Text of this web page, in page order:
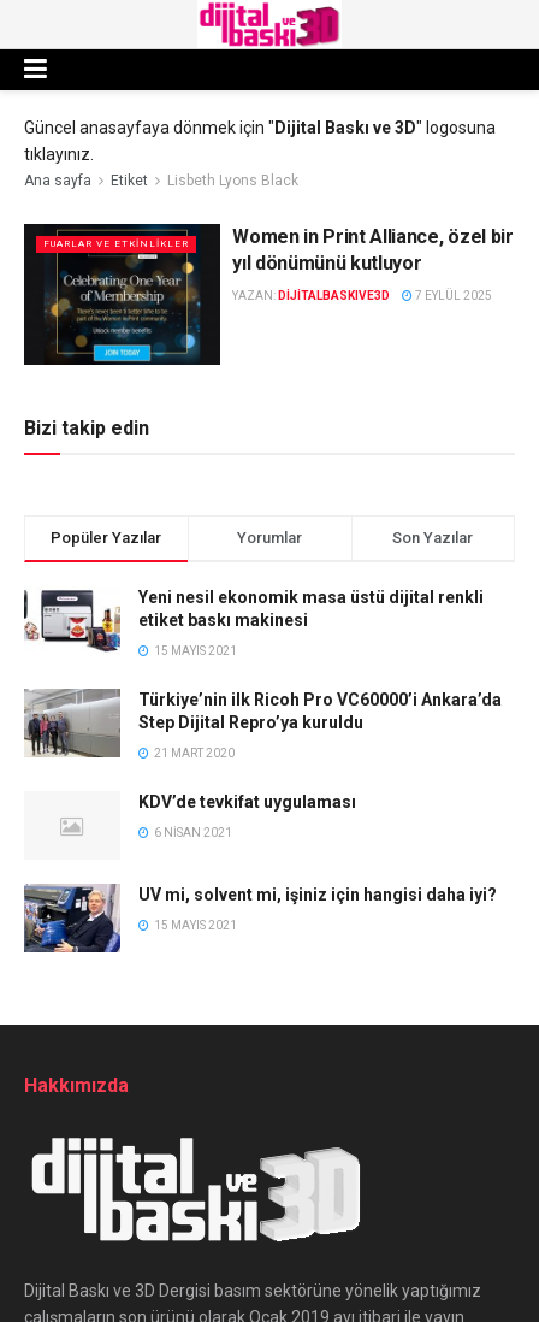
Güncel anasayfaya dönmek için " Dijital Baskı ve 3D" logosuna
tıklayınız.
Ana sayfa Etiket Lisbeth Lyons Black
FUARLAR VE ETKINLIKLER
Women in Print Alliance, özel bir
yıl dönümünü kutluyor
YAZAN: DIJITALBASKIVE3D 7 EYLÜL 2025
Bizi takip edin
Popüler Yazılar Yorumlar Son Yazılar
Yeni nesil ekonomik masa üstü dijital renkli
etiket baskı makinesi
15 MAYIS 2021
Türkiye’nin ilk Ricoh Pro VC60000’i Ankara’da
Step Dijital Repro’ya kuruldu
21 MART 2020
KDV’de tevkifat uygulaması
6 NISAN 2021
UV mi, solvent mi, işiniz için hangisi daha iyi?
15 MAYIS 2021
Hakkımızda
Dijital Baskı ve 3D Dergisi basım sektörüne yönelik yaptığımız
çalışmaların son ürünü olarak Ocak 2019 ayı itibari ile yayın